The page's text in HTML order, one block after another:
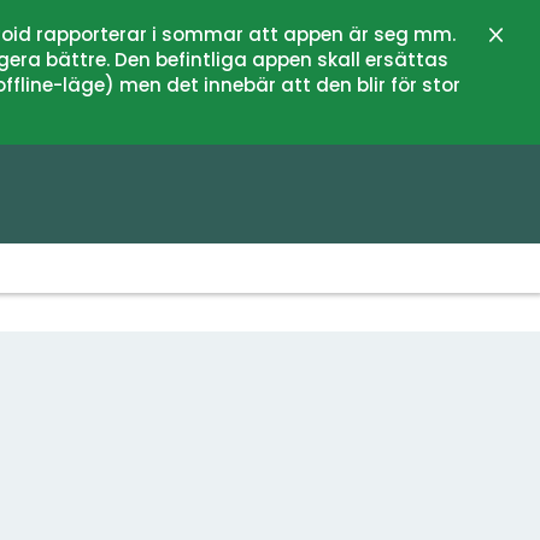
rapporterar i sommar att appen är seg mm.
bättre. Den befintliga appen skall ersättas
läge) men det innebär att den blir för stor